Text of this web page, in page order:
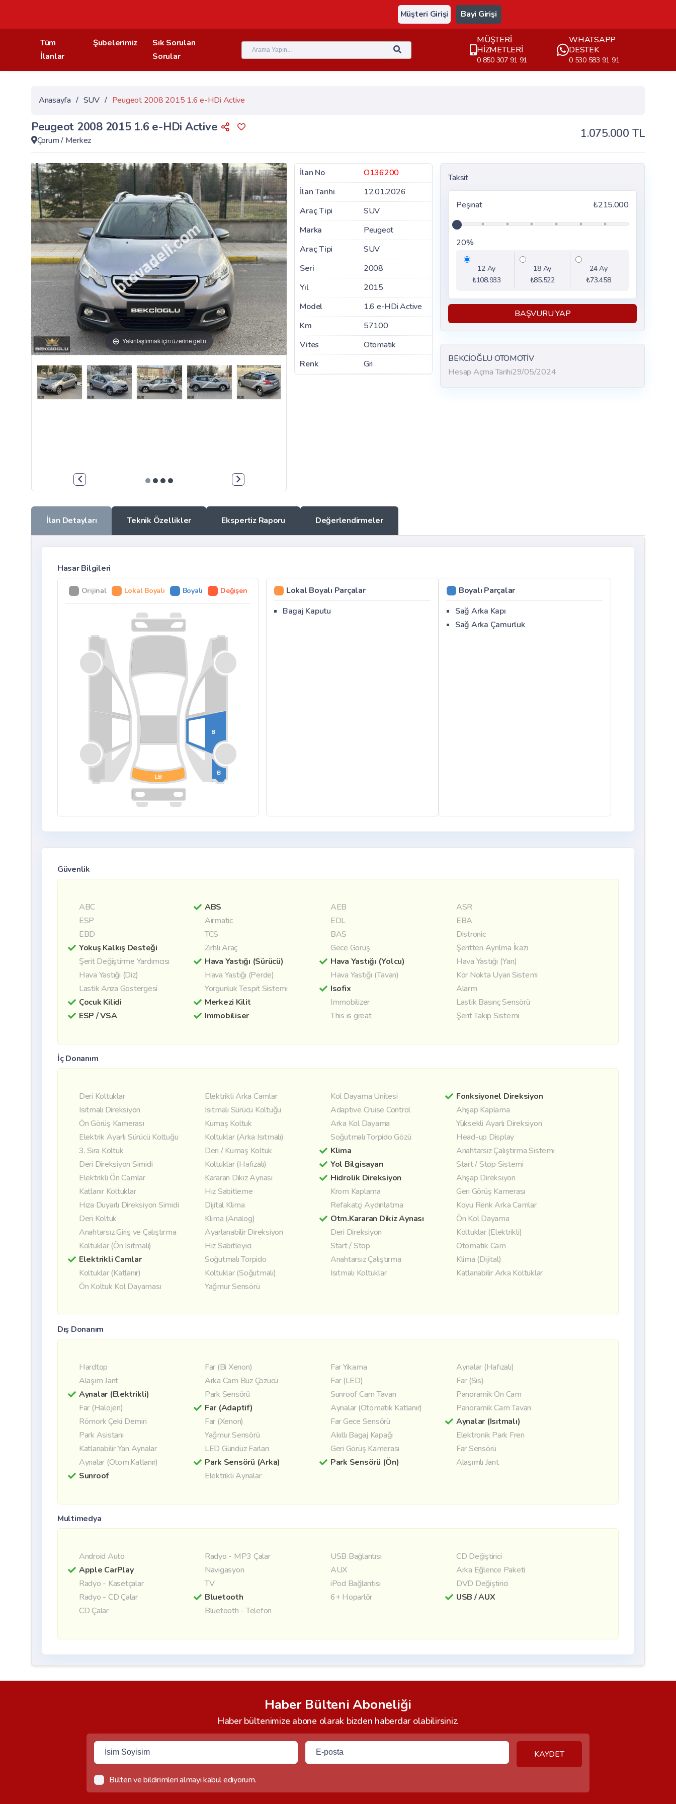
Müşteri Girişi Bayi Girişi
Tüm
İlanlar
Şubelerimiz
Sık Sorulan
Sorular
MÜŞTERİ
HİZMETLERİ
0 850 307 91 91
WHATSAPP
DESTEK
0 530 583 91 91
Anasayfa / SUV / Peugeot 2008 2015 1.6 e-HDi Active
Peugeot 2008 2015 1.6 e-HDi Active
Çorum/ Merkez 1.075.000 TL
Yakınlaştırmak için üzerine gelin
İlan No
O136200
İlan Tarihi
12.01.2026
Araç Tipi
SUV
Marka
Peugeot
Araç Tipi
SUV
Seri
2008
Yıl
2015
Model
1.6 e-HDi Active
Km
57100
Vites
Otomatik
Renk
Gri
Taksit
Peşinat ₺215.000
20%
12 Ay
₺108.933
18 Ay
₺85.522
24 Ay
₺73.458
BAŞVURU YAP
BEKCİOĞLU OTOMOTİV
Hesap Açma Tarihi29/05/2024
İlan Detayları Teknik Özellikler Ekspertiz Raporu Değerlendirmeler
Hasar Bilgileri
Orijinal Lokal Boyalı Boyalı Değişen
B
B
LB
Lokal Boyalı Parçalar
Bagaj Kaputu
Boyalı Parçalar
Sağ Arka Kapı
Sağ Arka Çamurluk
Güvenlik
ABC ABS AEB
ASR
ESP
Airmatic EDL
EBA
EBD
TCS BAS
Distronic
Yokuş Kalkış Desteği
Zırhlı Araç Gece Görüş
Şeritten Ayrılma İkazı
Şerit Değiştirme Yardımcısı
Hava Yastığı (Sürücü) Hava Yastığı (Yolcu)
Hava Yastığı (Yan)
Hava Yastığı (Diz)
Hava Yastığı (Perde) Hava Yastığı (Tavan)
Kör Nokta Uyarı Sistemi
Lastik Arıza Göstergesi
Yorgunluk Tespit Sistemi Isofix
Alarm
Çocuk Kilidi
Merkezi Kilit Immobilizer
Lastik Basınç Sensörü
ESP / VSA
Immobiliser This is great Şerit Takip Sistemi
İç Donanım
Deri Koltuklar Elektrikli Arka Camlar Kol Dayama Ünitesi
Fonksiyonel Direksiyon
Isıtmalı Direksiyon
Isıtmalı Sürücü Koltuğu Adaptive Cruise Control
Ahşap Kaplama
Ön Görüş Kamerası
Kumaş Koltuk Arka Kol Dayama
Yüksekli Ayarlı Direksiyon
Elektrik Ayarlı Sürücü Koltuğu
Koltuklar (Arka Isıtmalı) Soğutmalı Torpido Gözü
Head-up Display
3. Sıra Koltuk
Deri / Kumaş Koltuk Klima
Anahtarsız Çalıştırma Sistemi
Deri Direksiyon Simidi
Koltuklar (Hafızalı) Yol Bilgisayarı
Start / Stop Sistemi
Elektrikli Ön Camlar
Kararan Dikiz Aynası Hidrolik Direksiyon
Ahşap Direksiyon
Katlanır Koltuklar
Hız Sabitleme Krom Kaplama
Geri Görüş Kamerası
Hıza Duyarlı Direksiyon Simidi
Dijital Klima Refakatçi Aydınlatma
Koyu Renk Arka Camlar
Deri Koltuk
Klima (Analog) Otm.Kararan Dikiz Aynası
Ön Kol Dayama
Anahtarsız Giriş ve Çalıştırma
Ayarlanabilir Direksiyon Deri Direksiyon
Koltuklar (Elektrikli)
Koltuklar (Ön Isıtmalı)
Hız Sabitleyici Start / Stop
Otomatik Cam
Elektrikli Camlar
Soğutmalı Torpido Anahtarsız Çalıştırma
Klima (Dijital)
Koltuklar (Katlanır)
Koltuklar (Soğutmalı) Isıtmalı Koltuklar
Katlanabilir Arka Koltuklar
Ön Koltuk Kol Dayaması
Yağmur Sensörü
Dış Donanım
Hardtop Far (Bi Xenon) Far Yıkama
Aynalar (Hafızalı)
Alaşım Jant
Arka Cam Buz Çözücü Far (LED)
Far (Sis)
Aynalar (Elektrikli)
Park Sensörü Sunroof Cam Tavan
Panoramik Ön Cam
Far (Halojen)
Far (Adaptif) Aynalar (Otomatik Katlanır)
Panoramik Cam Tavan
Römork Çeki Demiri
Far (Xenon) Far Gece Sensörü
Aynalar (Isıtmalı)
Park Asistanı
Yağmur Sensörü Akıllı Bagaj Kapağı
Elektronik Park Fren
Katlanabilir Yan Aynalar
LED Gündüz Farları Geri Görüş Kamerası
Far Sensörü
Aynalar (Otom.Katlanır)
Park Sensörü (Arka) Park Sensörü (Ön)
Alaşımlı Jant
Sunroof
Elektrikli Aynalar
Multimedya
Android Auto Radyo - MP3 Çalar USB Bağlantısı
CD Değiştirici
Apple CarPlay
Navigasyon AUX
Arka Eğlence Paketi
Radyo - Kasetçalar
TV iPod Bağlantısı
DVD Değiştirici
Radyo - CD Çalar
Bluetooth 6+ Hoparlör
USB / AUX
CD Çalar
Bluetooth - Telefon
Haber Bülteni Aboneliği
Haber bültenimize abone olarak bizden haberdar olabilirsiniz.
KAYDET
Bülten ve bildirimleri almayı kabul ediyorum.